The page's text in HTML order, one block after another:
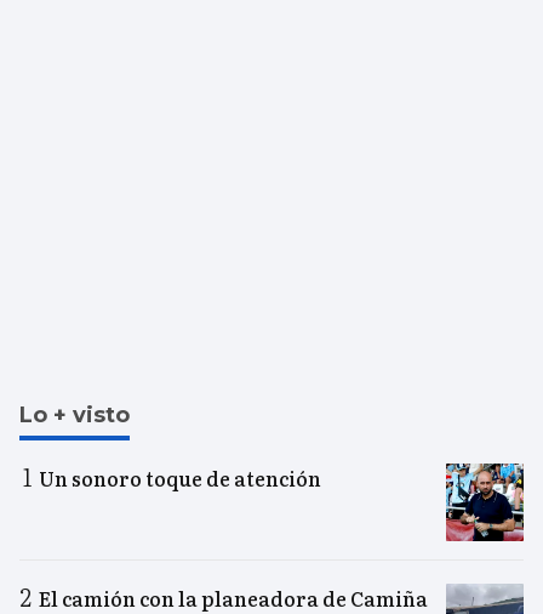
Lo + visto
Un sonoro toque de atención
El camión con la planeadora de Camiña